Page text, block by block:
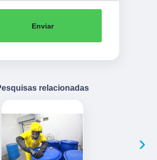
Enviar
relacionadas
›